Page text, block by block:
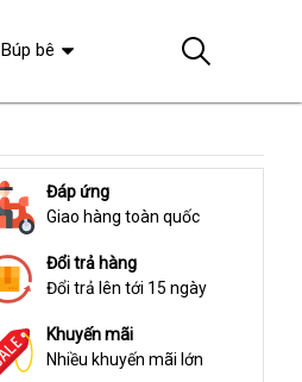
Đáp ứng
Giao hàng toàn quốc
Đổi trả hàng
Đổi trả lên tới 15 ngày
Khuyến mãi
Nhiều khuyến mãi lớn
Búp bê